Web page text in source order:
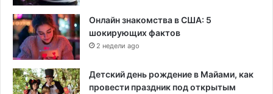
Онлайн знакомства в США: 5
шокирующих фактов
2 недели ago
Детский день рождение в Майами, как
провести праздник под открытым